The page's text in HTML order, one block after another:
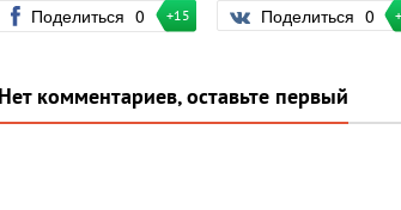
Поделиться 0 +15 Поделиться 0
Нет комментариев, оставьте первый